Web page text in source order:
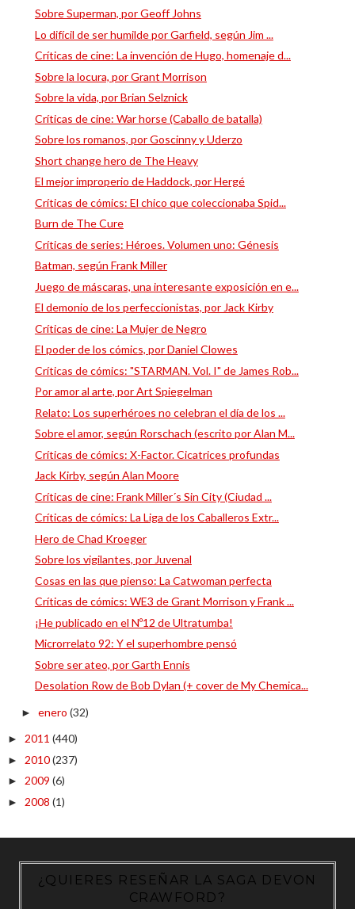
Sobre Superman, por Geoff Johns
Lo difícil de ser humilde por Garfield, según Jim ...
Críticas de cine: La invención de Hugo, homenaje d...
Sobre la locura, por Grant Morrison
Sobre la vida, por Brian Selznick
Críticas de cine: War horse (Caballo de batalla)
Sobre los romanos, por Goscinny y Uderzo
Short change hero de The Heavy
El mejor improperio de Haddock, por Hergé
Críticas de cómics: El chico que coleccionaba Spid...
Burn de The Cure
Críticas de series: Héroes. Volumen uno: Génesis
Batman, según Frank Miller
Juego de máscaras, una interesante exposición en e...
El demonio de los perfeccionistas, por Jack Kirby
Críticas de cine: La Mujer de Negro
El poder de los cómics, por Daniel Clowes
Críticas de cómics: "STARMAN. Vol. I" de James Rob...
Por amor al arte, por Art Spiegelman
Relato: Los superhéroes no celebran el día de los ...
Sobre el amor, según Rorschach (escrito por Alan M...
Críticas de cómics: X-Factor. Cicatrices profundas
Jack Kirby, según Alan Moore
Críticas de cine: Frank Miller´s Sin City (Ciudad ...
Críticas de cómics: La Liga de los Caballeros Extr...
Hero de Chad Kroeger
Sobre los vigilantes, por Juvenal
Cosas en las que pienso: La Catwoman perfecta
Críticas de cómics: WE3 de Grant Morrison y Frank ...
¡He publicado en el Nº12 de Ultratumba!
Microrrelato 92: Y el superhombre pensó
Sobre ser ateo, por Garth Ennis
Desolation Row de Bob Dylan (+ cover de My Chemica...
► enero (32)
► 2011 (440)
► 2010(237)
► 2009 (6)
► 2008 (1)
¿QUIERES RESEÑAR LA SAGA DEVON
CRAWFORD?